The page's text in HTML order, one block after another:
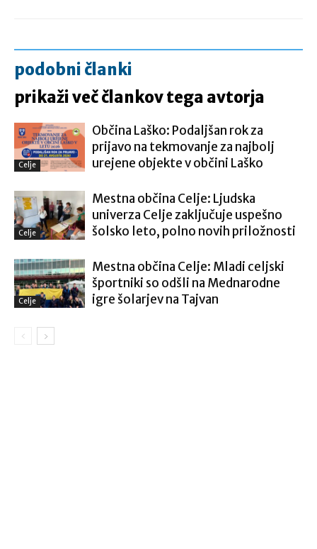
podobni članki
prikaži več člankov tega avtorja
Celje
Občina Laško: Podaljšan rok za
prijavo na tekmovanje za najbolj
urejene objekte v občini Laško
Celje
Mestna občina Celje: Ljudska
univerza Celje zaključuje uspešno
šolsko leto, polno novih priložnosti
Celje
Mestna občina Celje: Mladi celjski
športniki so odšli na Mednarodne
igre šolarjev na Tajvan